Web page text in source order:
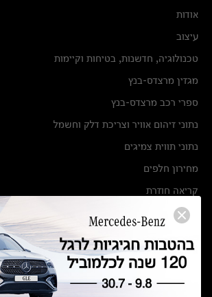
אודות
עיצוב
טכנולוגיה, חדשנות, בטיחות וקיימות
מגזין מרצדס-בנץ
ספרי רכב מרצדס-בנץ
נתוני זיהום אוויר וצריכת דלק וחשמל
נתוני תווית צמיגים
מחירון חלפים
קריאה חוזרת
הודעה על הטבות לרכבי מרצדס בהסדר פשרה בתצ 56447-02-19
תקנון ימי מכירות 120 לכלמוביל